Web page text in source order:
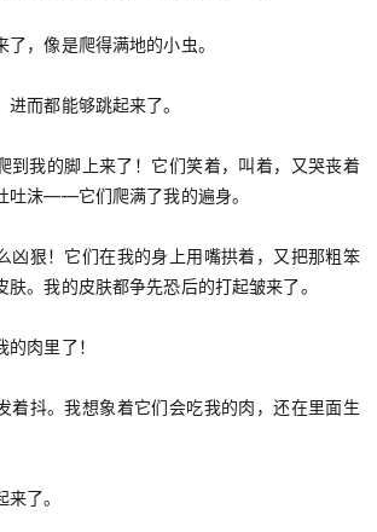
了，像是爬得满地的小虫。
而都能够跳起来了。
我的脚上来了！它们笑着，叫着，又哭丧着
吐沫——它们爬满了我的遍身。
凶狠！它们在我的身上用嘴拱着，又把那粗笨
肤。我的皮肤都争先恐后的打起皱来了。
肉里了！
着抖。我想象着它们会吃我的肉，还在里面生
了。